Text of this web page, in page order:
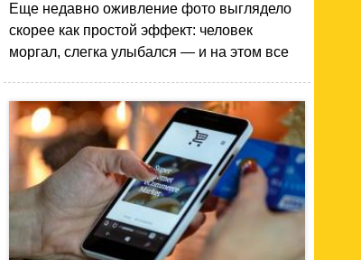
Еще недавно оживление фото выглядело
скорее как простой эффект: человек
моргал, слегка улыбался — и на этом все